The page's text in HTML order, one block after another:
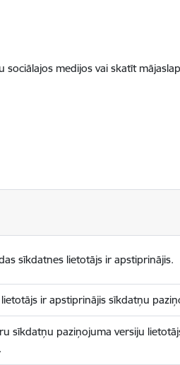
medijos vai skatīt
sīkdatnes lietotājs ir apstiprinājis.
ir apstiprinājis sīkdatņu
sīkdatņu paziņojuma versiju